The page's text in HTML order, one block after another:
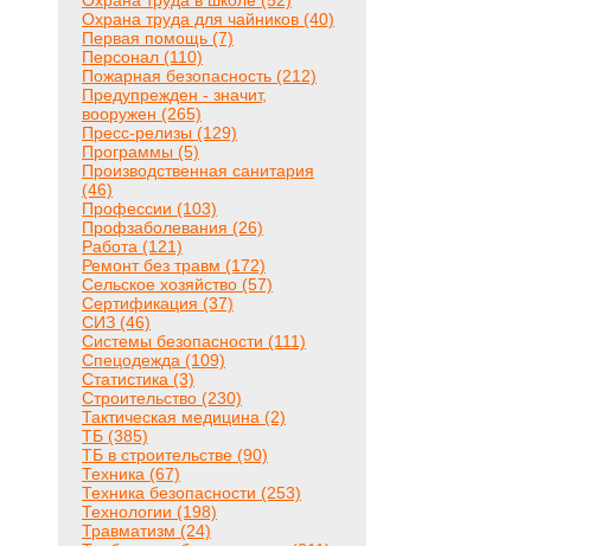
Охрана труда для чайников (40)
Первая помощь (7)
Персонал (110)
Пожарная безопасность (212)
Предупрежден - значит,
вооружен (265)
Пресс-релизы (129)
Программы (5)
Производственная санитария
(46)
Профессии (103)
Профзаболевания (26)
Работа (121)
Ремонт без травм (172)
Сельское хозяйство (57)
Сертификация (37)
СИЗ (46)
Системы безопасности (111)
Спецодежда (109)
Статистика (3)
Строительство (230)
Тактическая медицина (2)
ТБ (385)
ТБ в строительстве (90)
Техника (67)
Техника безопасности (253)
Технологии (198)
Травматизм (24)